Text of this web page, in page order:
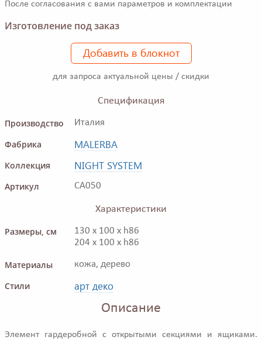
После согласования с вами параметров и комплектации
Изготовление под заказ
Добавить в блокнот
для запроса актуальной цены / скидки
Спецификация
Производство
Италия
Фабрика MALERBA
Коллекция NIGHT SYSTEM
Артикул CA050
Характеристики
Размеры, см
130 x 100 x h86
204 x 100 x h86
Материалы кожа, дерево
Стили арт деко
Описание
Элемент гардеробной с открытыми секциями и ящиками.